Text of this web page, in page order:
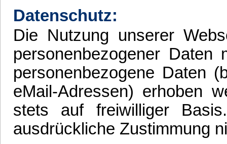
Datenschutz:
Die Nutzung unserer
personenbezogener
personenbezogene Daten
eMail-Adressen) erhoben
stets auf freiwilliger
ausdrückliche Zustimmung